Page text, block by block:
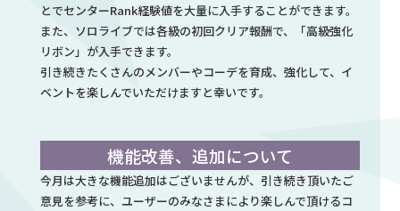
とでセンターRank経験値を大量に入手することができます。
また、ソロライブでは各級の初回クリア報酬で、「高級強化
リボン」が入手できます。
引き続きたくさんのメンバーやコーデを育成、強化して、イ
ベントを楽しんでいただけますと幸いです。
機能改善、追加について
今月は大きな機能追加はございませんが、引き続き頂いたご
意見を参考に、ユーザーのみなさまにより楽しんで頂けるコ